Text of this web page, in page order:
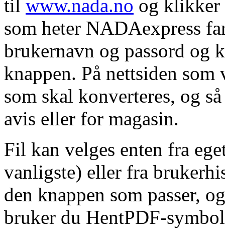
til www.nada.no og klikker
som heter NADAexpress
brukernavn og passord og
knappen. På nettsiden
som skal konverteres, og
avis eller for magasin.
Fil kan velges enten fra
vanligste) eller fra
den knappen som passer,
bruker du HentPDF-